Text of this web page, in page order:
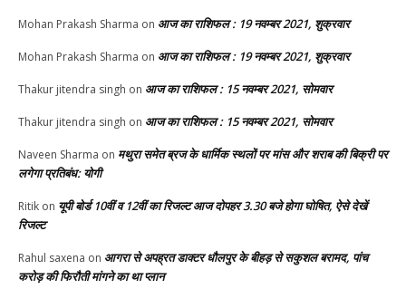
Mohan Prakash Sharma on आज का राशिफल : 19 नवम्बर 2021, शुक्रवार
Mohan Prakash Sharma on आज का राशिफल : 19 नवम्बर 2021, शुक्रवार
Thakur jitendra singh on आज का राशिफल : 15 नवम्बर 2021, सोमवार
Thakur jitendra singh on आज का राशिफल : 15 नवम्बर 2021, सोमवार
Naveen Sharma on मथुरा समेत ब्रज के धार्मिक स्थलों पर मांस और शराब की बिक्री पर
लगेगा प्रतिबंध: योगी
Ritik on यूपी बोर्ड 10वीं व 12वीं का रिजल्ट आज दोपहर 3.30 बजे होगा घोषित, ऐसे देखें
रिजल्ट
Rahul saxena on आगरा से अपह्रत डाक्टर धौलपुर के बीहड़ से सकुशल बरामद, पांच
करोड़ की फिरौती मांगने का था प्लान